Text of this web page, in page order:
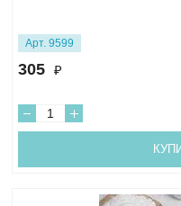
Арт. 9599
305 ₽